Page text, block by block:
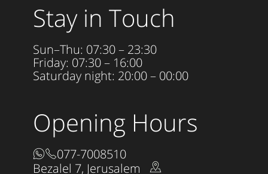
Opening Hours
077-7008510
Bezalel 7, Jerusalem
Stay in Touch
Sun–Thu: 07:30 – 23:30
Friday: 07:30 – 16:00
Saturday night: 20:00 – 00:00